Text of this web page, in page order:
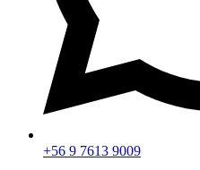
+56 9 7613 9009